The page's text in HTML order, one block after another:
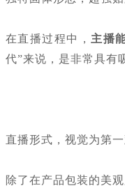
在直播过程中， 主播
代”来说，是非常具有
直播形式，视觉为第
除了在产品包装的美